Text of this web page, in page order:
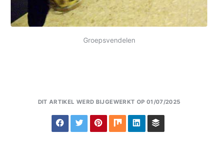
Groepsvendelen
DIT ARTIKEL WERD BIJGEWERKT OP 01/07/2025